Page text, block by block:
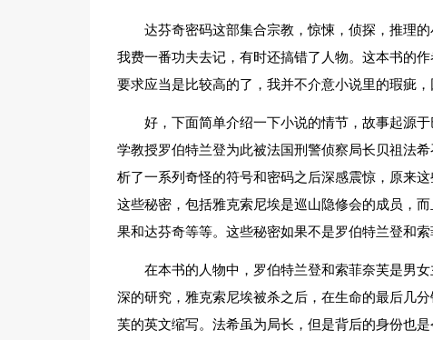
达芬奇密码这部集合宗教，惊悚，侦探，推理
我费一番功夫去记，有时还搞错了人物。这本书的
要求应当是比较高的了，我并不介意小说里的瑕疵
好，下面简单介绍一下小说的情节，故事起源
学教授罗伯特兰登为此被法国刑警侦察局长贝祖法
析了一系列奇怪的符号和密码之后深感震惊，原来
这些秘密，包括雅克索尼埃是巡山隐修会的成员，
果和达芬奇等等。这些秘密如果不是罗伯特兰登和
在本书的人物中，罗伯特兰登和索菲奈芙是男
深的研究，雅克索尼埃被杀之后，在生命的最后几
芙的英文缩写。法希虽为局长，但是背后的身份也